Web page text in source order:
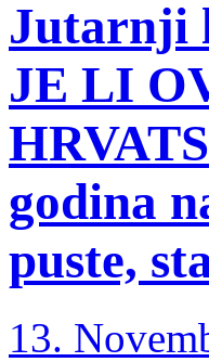
Jutarnji
JE LI
godina
puste,
13.